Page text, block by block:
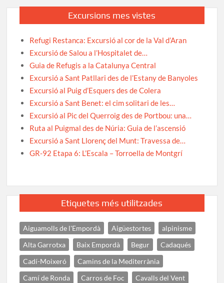
Excursions mes vistes
Refugi Restanca: Excursió al cor de la Val d’Aran
Excursió de Salou a l’Hospitalet de…
Guia de Refugis a la Catalunya Central
Excursió a Sant Patllari des de l’Estany de Banyoles
Excursió al Puig d’Esquers des de Colera
Excursió a Sant Benet: el cim solitari de les…
Excursió al Pic del Querroig des de Portbou: una…
Ruta al Puigmal des de Núria: Guia de l’ascensió
Excursió a Sant Llorenç del Munt: Travessa de…
GR-92 Etapa 6: L’Escala – Torroella de Montgrí
Etiquetes més utilitzades
Aiguamolls de l'Empordà Aigüestortes
alpinisme
Alta Garrotxa
Baix Empordà Begur
Cadaqués
Cadí-Moixeró
Camins de la Mediterrània
Camí de Ronda
Carros de Foc
Cavalls del Vent